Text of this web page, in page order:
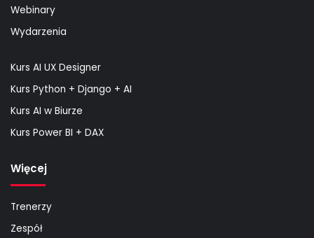
Webinary
Wydarzenia
Kurs AI UX Designer
Kurs Python + Django + AI
Kurs AI w Biurze
Kurs Power BI + DAX
Więcej
Trenerzy
Zespół